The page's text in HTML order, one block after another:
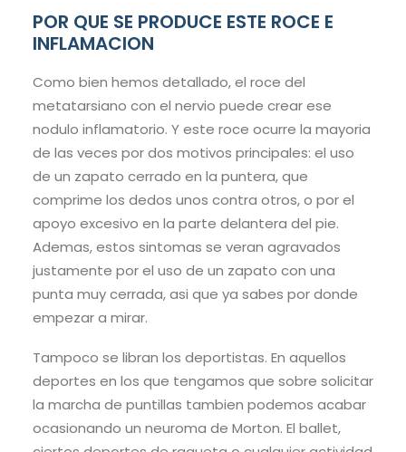
POR QUE SE PRODUCE ESTE ROCE E
INFLAMACION
Como bien hemos detallado, el roce del
metatarsiano con el nervio puede crear ese
nodulo inflamatorio. Y este roce ocurre la mayoria
de las veces por dos motivos principales: el uso
de un zapato cerrado en la puntera, que
comprime los dedos unos contra otros, o por el
apoyo excesivo en la parte delantera del pie.
Ademas, estos sintomas se veran agravados
justamente por el uso de un zapato con una
punta muy cerrada, asi que ya sabes por donde
empezar a mirar.
Tampoco se libran los deportistas. En aquellos
deportes en los que tengamos que sobre solicitar
la marcha de puntillas tambien podemos acabar
ocasionando un neuroma de Morton. El ballet,